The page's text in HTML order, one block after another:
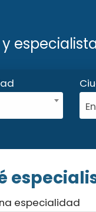
especialidad